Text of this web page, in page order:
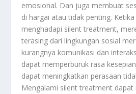
emosional. Dan juga membuat
di hargai atau tidak penting.
menghadapi silent treatment,
terasing dari lingkungan sosial
kurangnya komunikasi dan
dapat memperburuk rasa
dapat meningkatkan perasaan
Mengalami silent treatment dapat